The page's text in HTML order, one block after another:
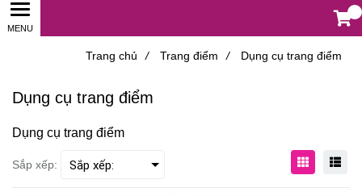
Trang chủ / Trang điểm / Dụng cụ trang điểm
Dụng cụ trang điểm
Dụng cụ trang điểm
Sắp xếp: